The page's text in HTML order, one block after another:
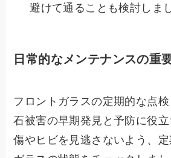
避けて通ることも検討しま
日常的なメンテナンスの重
フロントガラスの定期的な点
石被害の早期発見と予防に役
傷やヒビを見逃さないよう、定